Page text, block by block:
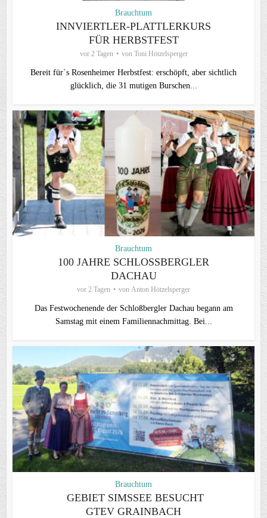
Brauchtum
INNVIERTLER-PLATTLERKURS
FÜR HERBSTFEST
vor 2 Tagen von Toni Hötzelsperger
Bereit für`s Rosenheimer Herbstfest: erschöpft, aber sichtlich
glücklich, die 31 mutigen Burschen...
Brauchtum
100 JAHRE SCHLOSSBERGLER D
ACHAU
vor 2 Tagen von Anton Hötzelsperger
Das Festwochenende der Schloßbergler Dachau begann am
Samstag mit einem Familiennachmittag. Bei...
Brauchtum
GEBIET SIMSSEE BESUCHT
GTEV GRAINBACH